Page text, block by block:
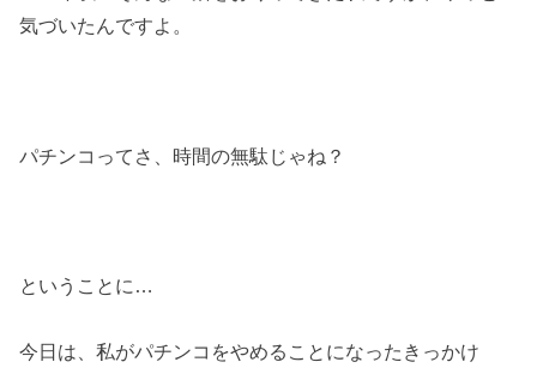
気づいたんですよ。
パチンコってさ、時間の無駄じゃね？
ということに…
今日は、私がパチンコをやめることになったきっかけ